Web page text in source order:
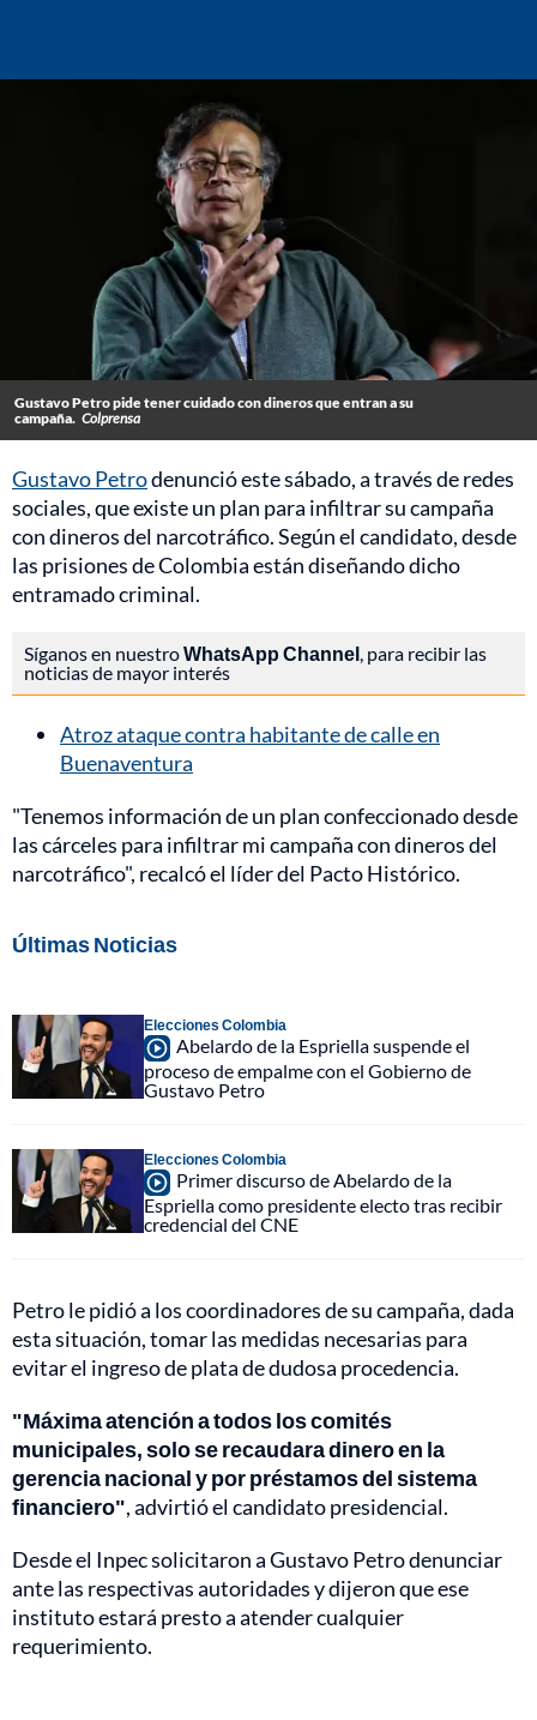
Gustavo Petro pide tener cuidado con dineros que entran a su
campaña. Colprensa
Gustavo Petrodenunció este sábado, a través de redes
sociales, que existe un plan para infiltrar su campaña
con dineros del narcotráfico. Según el candidato, desde
las prisiones de Colombia están diseñando dicho
entramado criminal.
Síganos en nuestroWhatsApp Channel, para recibir las
noticias de mayor interés
Atroz ataque contra habitante de calle en
Buenaventura
"Tenemos información de un plan confeccionado desde
las cárceles para infiltrar mi campaña con dineros del
narcotráfico", recalcó el líder del Pacto Histórico.
Últimas Noticias
Elecciones Colombia
Abelardo de la Espriella suspende el
proceso de empalme con el Gobierno de
Gustavo Petro
Elecciones Colombia
Primer discurso de Abelardo de la
Espriella como presidente electo tras recibir
credencial del CNE
Petro le pidió a los coordinadores de su campaña, dada
esta situación, tomar las medidas necesarias para
evitar el ingreso de plata de dudosa procedencia.
"Máxima atención a todos los comités
municipales, solo se recaudara dinero en la
gerencia nacional y por préstamos del sistema
financiero", advirtió el candidato presidencial.
Desde el Inpec solicitaron a Gustavo Petro denunciar
ante las respectivas autoridades y dijeron que ese
instituto estará presto a atender cualquier
requerimiento.